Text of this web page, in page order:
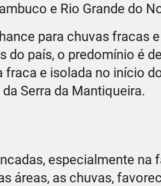
e Rio Grande do
para chuvas fracas
do país, o predomínio é
e isolada no início
Serra da Mantiqueira.
especialmente na
áreas, as chuvas,